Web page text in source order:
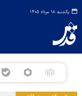
یکشنبه ۱۸ مرداد ۱۴۰۵